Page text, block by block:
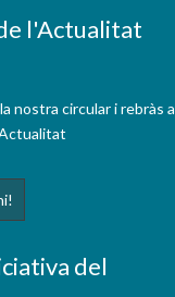
l'Actualitat
nostra circular i rebràs
del